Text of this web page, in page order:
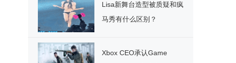
Lisa新舞台造型被质疑和疯
马秀有什么区别？
Xbox CEO承认Game